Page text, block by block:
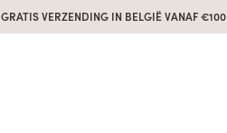
GRATIS VERZENDING IN BELGIË VANAF €100